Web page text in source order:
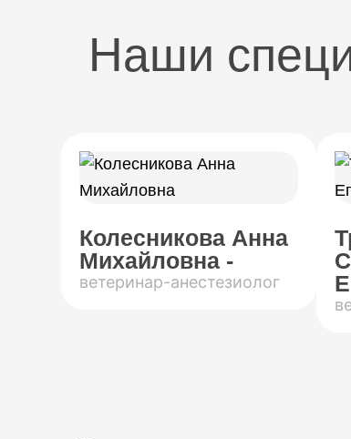
Наши
Колесникова Анна
Михайловна -
ветеринар-анестезиолог